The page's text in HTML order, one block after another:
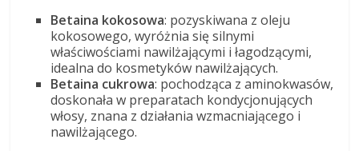
Betaina kokosowa: pozyskiwana z oleju
kokosowego, wyróżnia się silnymi
właściwościami nawilżającymi i łagodzącymi,
idealna do kosmetyków nawilżających.
Betaina cukrowa: pochodząca z aminokwasów,
doskonała w preparatach kondycjonujących
włosy, znana z działania wzmacniającego i
nawilżającego.